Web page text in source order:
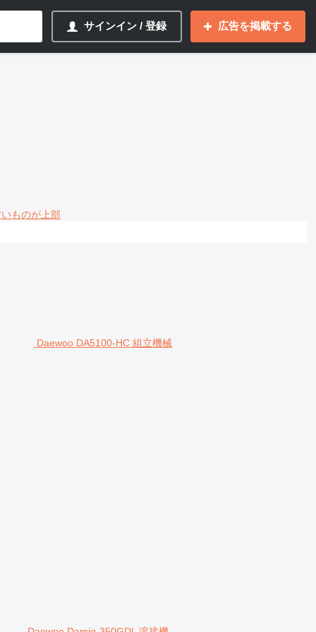
サインイン / 登録 広告を掲載する
ものが上部
Daewoo DA5100-HC 組立機械